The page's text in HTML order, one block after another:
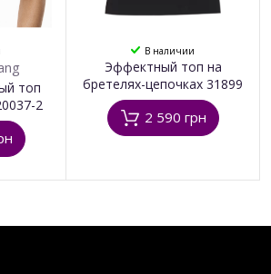
топ
2
В наличии
Эффектный топ на
бретелях-цепочках 31899
2 590 грн